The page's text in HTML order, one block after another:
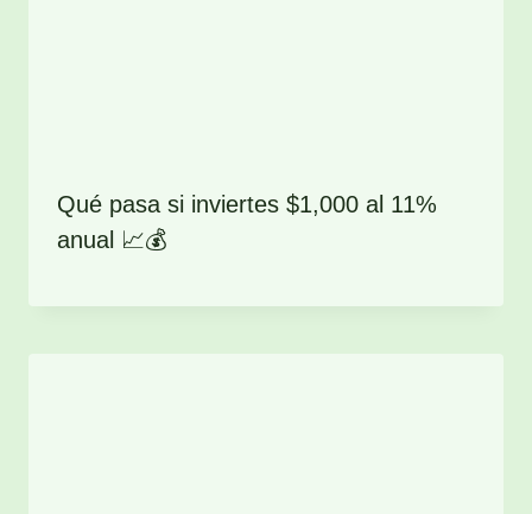
Qué pasa si inviertes $1,000 al 11%
anual 📈💰